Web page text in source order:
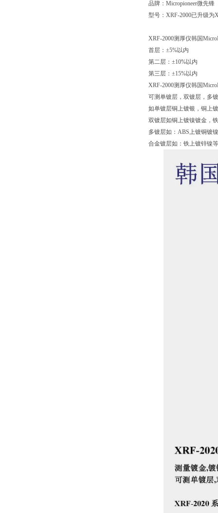
品牌：Micropioneer微先锋
型号：XRF-2000已升级为
XRF-2000测厚仪韩国
首层：±5%以内
第二层：±10%以内
第三层：±15%以内
XRF-2000测厚仪韩国
可测单镀层，双镀层，多
如单镀层铜上镀银，铜上
双镀层如铜上镀镍镀金，
多镀层如：ABS上镀铜镀
合金镀层如：铁上镀锌镍